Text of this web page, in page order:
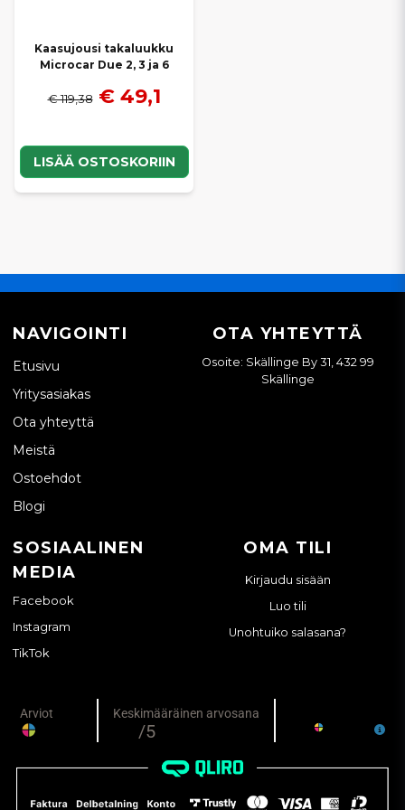
Kaasujousi takaluukku
Microcar Due 2, 3 ja 6
€ 119,38 € 49,1
LISÄÄ OSTOSKORIIN
NAVIGOINTI
Etusivu
Yritysasiakas
Ota yhteyttä
Meistä
Ostoehdot
Blogi
OTA YHTEYTTÄ
Osoite: Skällinge By 31, 432 99
Skällinge
SOSIAALINEN
MEDIA
Facebook
Instagram
TikTok
OMA TILI
Kirjaudu sisään
Luo tili
Unohtuiko salasana?